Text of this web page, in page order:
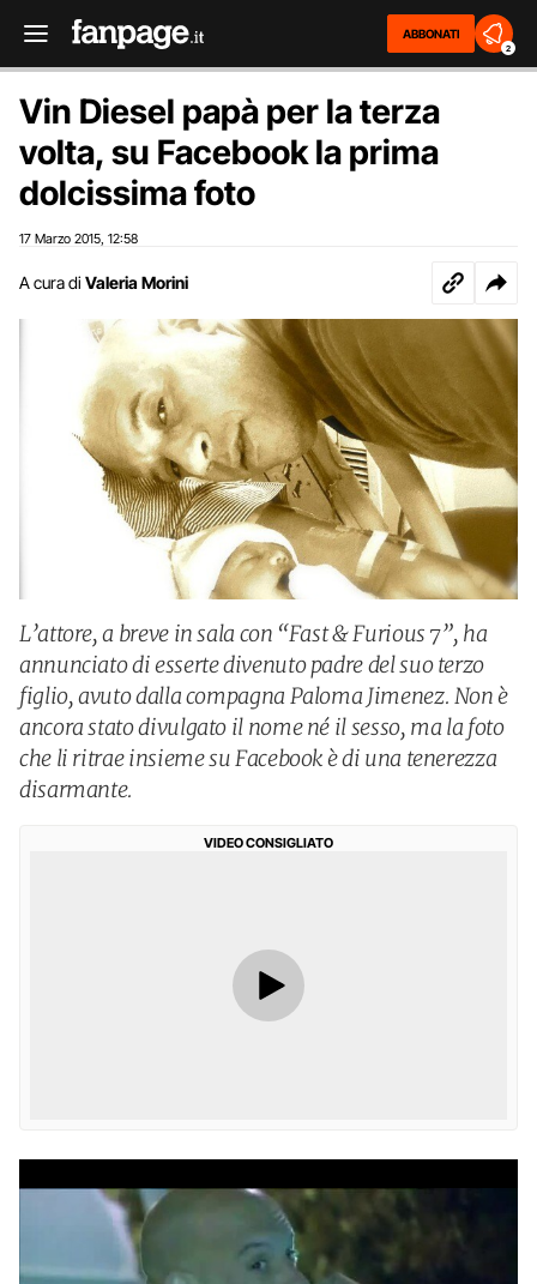
ABBONATI
2
Vin Diesel papà per la terza
volta, su Facebook la prima
dolcissima foto
17 Marzo 2015 12:58
A cura di Valeria Morini
L’attore, a breve in sala con “Fast & Furious 7”, ha
annunciato di esserte divenuto padre del suo terzo
figlio, avuto dalla compagna Paloma Jimenez. Non è
ancora stato divulgato il nome né il sesso, ma la foto
che li ritrae insieme su Facebook è di una tenerezza
disarmante.
VIDEO CONSIGLIATO